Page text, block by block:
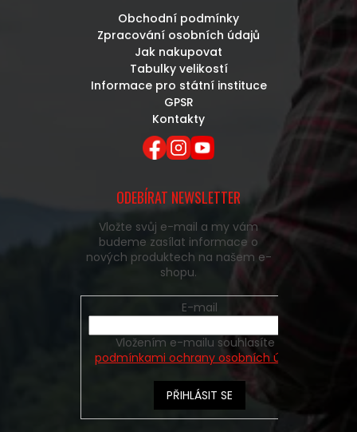
Obchodní podmínky
Zpracování osobních údajů
Jak nakupovat
Tabulky velikostí
Informace pro státní instituce
GPSR
Kontakty
ODEBÍRAT NEWSLETTER
Vložte svůj e-mail a my vám
budeme zasílat informace o
nových produktech na našem e-
shopu.
E-mail
podmínkami ochrany osobních údajů
PŘIHLÁSIT SE